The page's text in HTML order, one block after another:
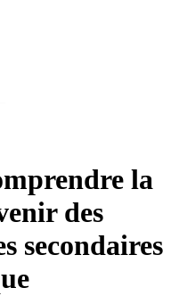
la
des
secondaires